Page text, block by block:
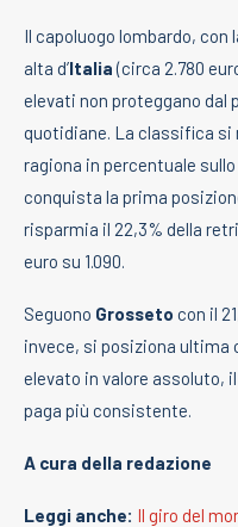
Il capoluogo lombardo,
alta d’Italia(circa 2.780
elevati non proteggano dal
quotidiane. La classifica
ragiona in percentuale
conquista la prima
risparmia il 22,3% della
euro su 1.090.
Seguono Grosseto con il
invece, si posiziona ultima
elevato in valore assoluto,
paga più consistente.
A cura della redazione
Leggi anche: Il giro del